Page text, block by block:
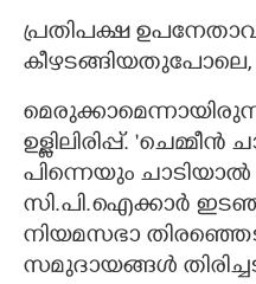
പ്രതിപക്ഷ
ഉള്ളിലിരിപ്പ്.
പിന്നെയും ചാടിയാൽ
സി.പി.ഐക്കാർ
നിയമസഭാ
സമുദായങ്ങൾ